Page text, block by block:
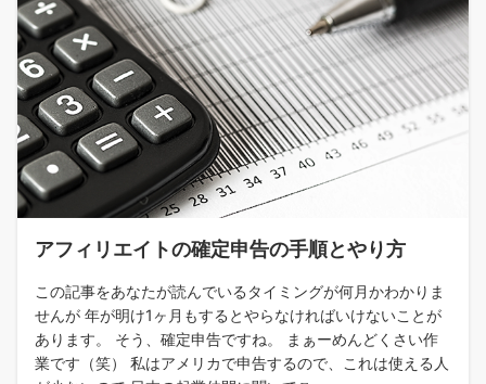
アフィリエイトの確定申告の手順とやり方
この記事をあなたが読んでいるタイミングが何月かわかりま
せんが 年が明け1ヶ月もするとやらなければいけないことが
あります。 そう、確定申告ですね。 まぁーめんどくさい作
業です（笑） 私はアメリカで申告するので、これは使える人